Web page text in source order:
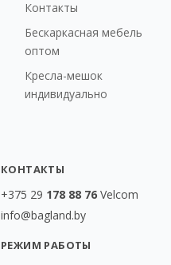
Контакты
Бескаркасная мебель
оптом
Кресла-мешок
индивидуально
КОНТАКТЫ
+375 29 178 88 76 Velcom
info@bagland.by
РЕЖИМ РАБОТЫ